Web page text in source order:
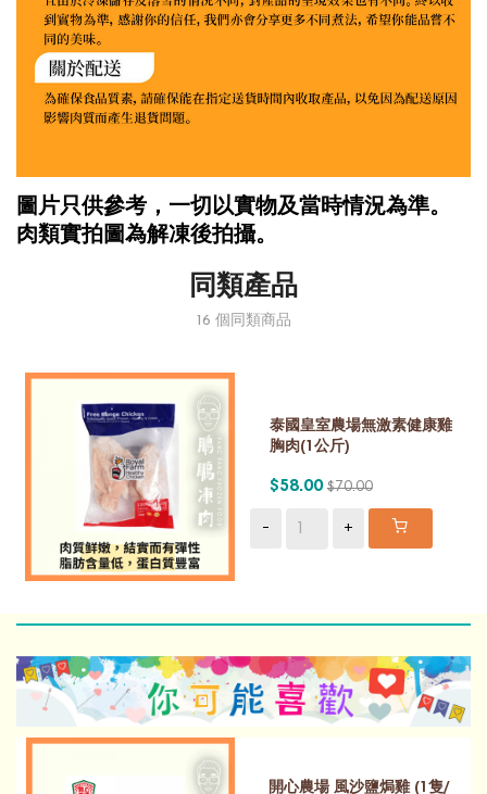
圖片只供參考，一切以實物及當時情況為準。
肉類實拍圖為解凍後拍攝。
同類產品
16 個同類商品
泰國皇室農場無激素健康雞
胸肉(1公斤)
$58.00 $70.00
- +
開心農場 風沙鹽焗雞 (1隻/